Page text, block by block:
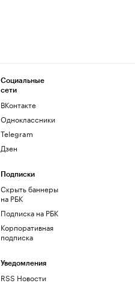
Социальные
сети
ВКонтакте
Одноклассники
Telegram
Дзен
Подписки
Скрыть баннеры
на РБК
Подписка на РБК
Корпоративная
подписка
Уведомления
RSS Новости